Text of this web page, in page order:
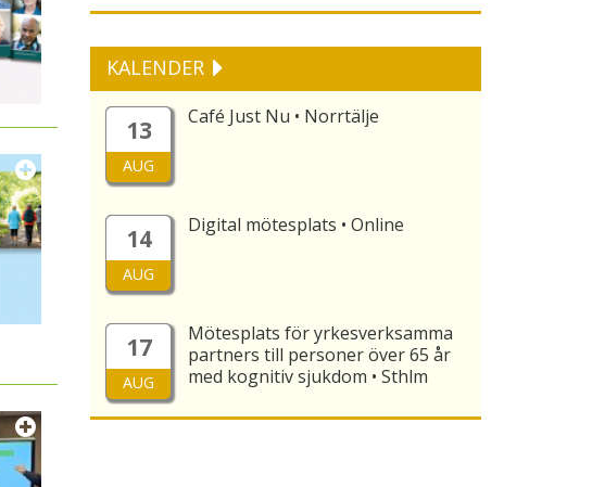
KALENDER
13
AUG
Café Just Nu • Norrtälje
14
AUG
Digital mötesplats • Online
17
AUG
Mötesplats för yrkesverksamma
partners till personer över 65 år
med kognitiv sjukdom • Sthlm